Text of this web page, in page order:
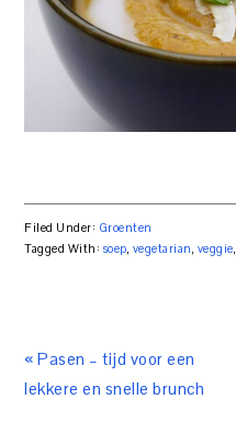
Filed Under: Groenten
Tagged With: soep, vegetarian, veggie,
« Pasen – tijd voor een
lekkere en snelle brunch